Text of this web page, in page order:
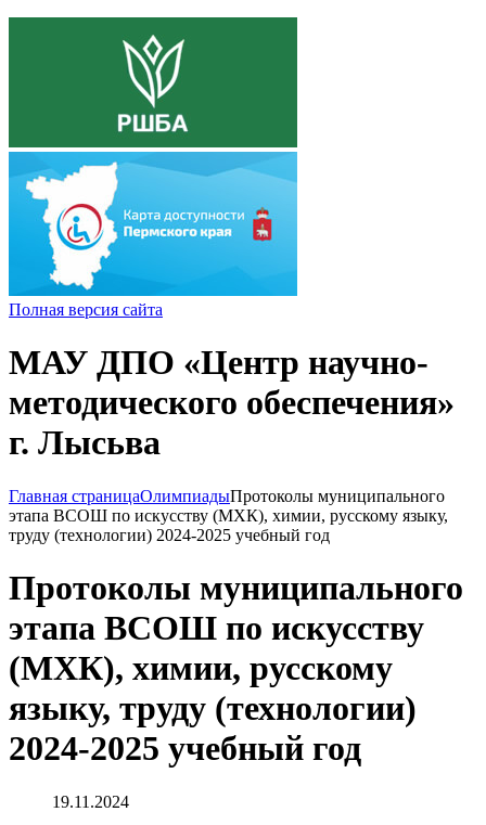
Полная версия сайта
МАУ ДПО «Центр научно-
методического обеспечения»
г. Лысьва
Главная страницаОлимпиадыПротоколы муниципального
этапа ВСОШ по искусству (МХК), химии, русскому языку,
труду (технологии) 2024-2025 учебный год
Протоколы муниципального
этапа ВСОШ по искусству
(МХК), химии, русскому
языку, труду (технологии)
2024-2025 учебный год
19.11.2024